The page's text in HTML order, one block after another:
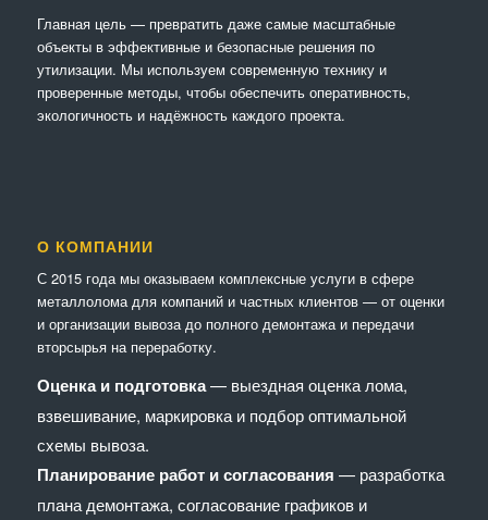
Главная цель — превратить даже самые масштабные
объекты в эффективные и безопасные решения по
утилизации. Мы используем современную технику и
проверенные методы, чтобы обеспечить оперативность,
экологичность и надёжность каждого проекта.
О КОМПАНИИ
С 2015 года мы оказываем комплексные услуги в сфере
металлолома для компаний и частных клиентов — от оценки
и организации вывоза до полного демонтажа и передачи
вторсырья на переработку.
Оценка и подготовка— выездная оценка лома,
взвешивание, маркировка и подбор оптимальной
схемы вывоза.
Планирование работ и согласования — разработка
плана демонтажа, согласование графиков и